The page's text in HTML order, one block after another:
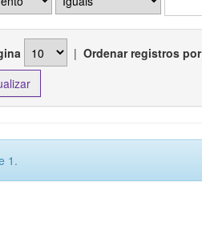
| Ordenar registros por
1.